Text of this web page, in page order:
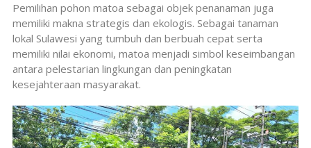
Pemilihan pohon matoa sebagai objek penanaman juga
memiliki makna strategis dan ekologis. Sebagai tanaman
lokal Sulawesi yang tumbuh dan berbuah cepat serta
memiliki nilai ekonomi, matoa menjadi simbol keseimbangan
antara pelestarian lingkungan dan peningkatan
kesejahteraan masyarakat.